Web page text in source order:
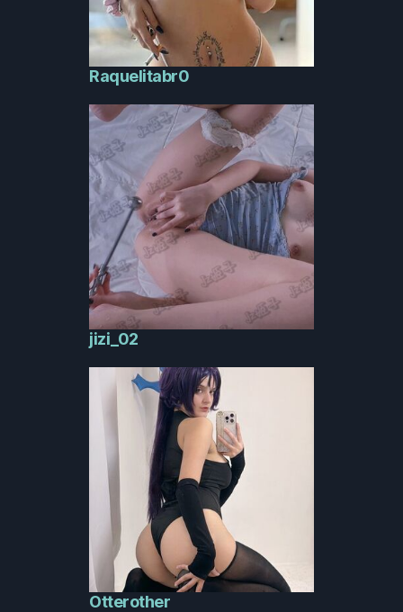
Raquelitabr0
jizi_02
Otterother